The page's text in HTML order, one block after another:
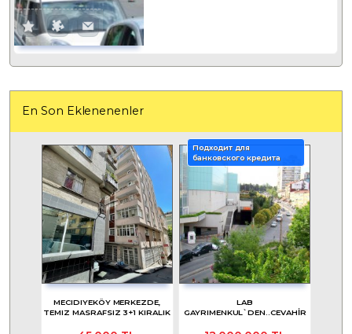
En Son Eklenenenler
MECIDIYEKÖY MERKEZDE,
TEMIZ MASRAFSIZ 3+1 KIRALIK
Подходит для
банковского кредита
LAB
GAYRIMENKUL`DEN..CEVAHİR